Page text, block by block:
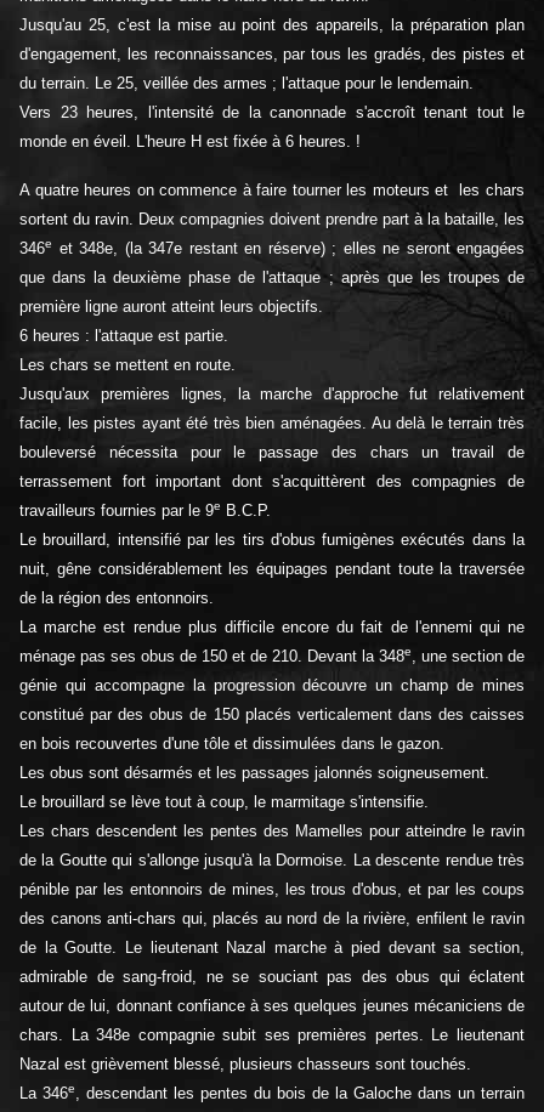
Jusqu'au 25, c'est la mise au point des appareils, la préparation plan
d'engagement, les reconnaissances, par tous les gradés, des pistes et
du terrain. Le 25, veillée des armes ; l'attaque pour le lendemain.
Vers 23 heures, l'intensité de la canonnade s'accroît tenant tout le
monde en éveil. L'heure H est fixée à 6 heures. !
A quatre heures on commence à faire tourner les moteurs et les chars
sortent du ravin. Deux compagnies doivent prendre part à la bataille, les
346e
et 348e, (la 347e restant en réserve) ; elles ne seront engagées
que dans la deuxième phase de l'attaque ; après que les troupes de
première ligne auront atteint leurs objectifs.
6 heures : l'attaque est partie.
Les chars se mettent en route.
Jusqu'aux premières lignes, la marche d'approche fut relativement
facile, les pistes ayant été très bien aménagées. Au delà le terrain très
bouleversé nécessita pour le passage des chars un travail de
terrassement fort important dont s'acquittèrent des compagnies de
travailleurs fournies par le 9e
B.C.P.
Le brouillard, intensifié par les tirs d'obus fumigènes exécutés dans la
nuit, gêne considérablement les équipages pendant toute la traversée
de la région des entonnoirs.
La marche est rendue plus difficile encore du fait de l'ennemi qui ne
ménage pas ses obus de 150 et de 210. Devant la 348e, une section de
génie qui accompagne la progression découvre un champ de mines
constitué par des obus de 150 placés verticalement dans des caisses
en bois recouvertes d'une tôle et dissimulées dans le gazon.
Les obus sont désarmés et les passages jalonnés soigneusement.
Le brouillard se lève tout à coup, le marmitage s'intensifie.
Les chars descendent les pentes des Mamelles pour atteindre le ravin
de la Goutte qui s'allonge jusqu'à la Dormoise. La descente rendue très
pénible par les entonnoirs de mines, les trous d'obus, et par les coups
des canons anti-chars qui, placés au nord de la rivière, enfilent le ravin
de la Goutte. Le lieutenant Nazal marche à pied devant sa section,
admirable de sang-froid, ne se souciant pas des obus qui éclatent
autour de lui, donnant confiance à ses quelques jeunes mécaniciens de
chars. La 348e compagnie subit ses premières pertes. Le lieutenant
Nazal est grièvement blessé, plusieurs chasseurs sont touchés.
La 346e, descendant les pentes du bois de la Galoche dans un terrain